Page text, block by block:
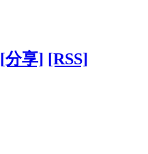
[分享] [RSS]